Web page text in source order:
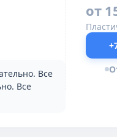
Все
Все
от